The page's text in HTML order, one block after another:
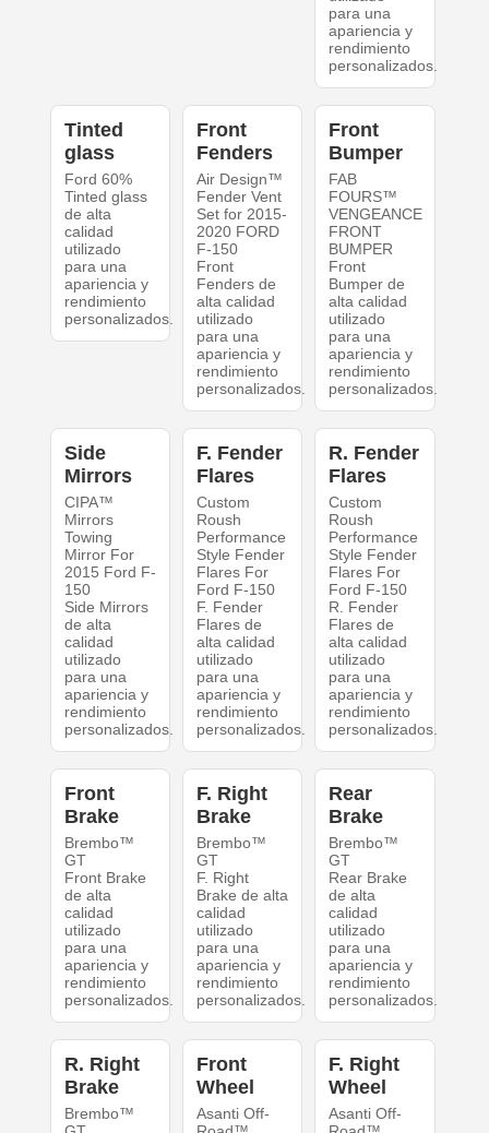
para una
apariencia y
rendimiento
personalizados.
Tinted
glass
Ford 60%
Tinted glass
de alta
calidad
utilizado
para una
apariencia y
rendimiento
personalizados.
Front
Fenders
Air Design™
Fender Vent
Set for 2015-
2020 FORD
F-150
Front
Fenders de
alta calidad
utilizado
para una
apariencia y
rendimiento
personalizados.
Front
Bumper
FAB
FOURS™
VENGEANCE
FRONT
BUMPER
Front
Bumper de
alta calidad
utilizado
para una
apariencia y
rendimiento
personalizados.
Side
Mirrors
CIPA™
Mirrors
Towing
Mirror For
2015 Ford F-
150
Side Mirrors
de alta
calidad
utilizado
para una
apariencia y
rendimiento
personalizados.
F. Fender
Flares
Custom
Roush
Performance
Style Fender
Flares For
Ford F-150
F. Fender
Flares de
alta calidad
utilizado
para una
apariencia y
rendimiento
personalizados.
R. Fender
Flares
Custom
Roush
Performance
Style Fender
Flares For
Ford F-150
R. Fender
Flares de
alta calidad
utilizado
para una
apariencia y
rendimiento
personalizados.
Front
Brake
Brembo™
GT
Front Brake
de alta
calidad
utilizado
para una
apariencia y
rendimiento
personalizados.
F. Right
Brake
Brembo™
GT
F. Right
Brake de alta
calidad
utilizado
para una
apariencia y
rendimiento
personalizados.
Rear
Brake
Brembo™
GT
Rear Brake
de alta
calidad
utilizado
para una
apariencia y
rendimiento
personalizados.
R. Right
Brake
Brembo™
Front
Wheel
Asanti Off-
F. Right
Wheel
Asanti Off-